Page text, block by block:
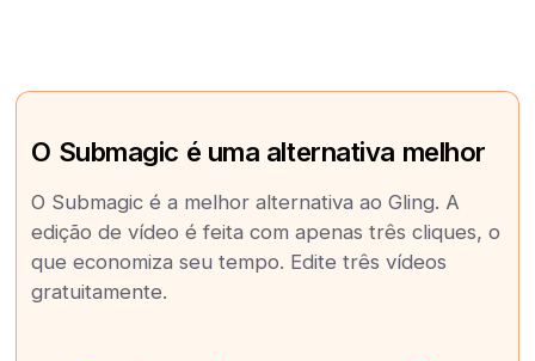
O Submagic é uma alternativa melhor
O Submagic é a melhor alternativa ao Gling. A
edição de vídeo é feita com apenas três cliques, o
que economiza seu tempo. Edite três vídeos
gratuitamente.